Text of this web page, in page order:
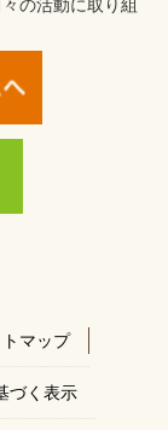
の活動に取り組
マップ
づく表示